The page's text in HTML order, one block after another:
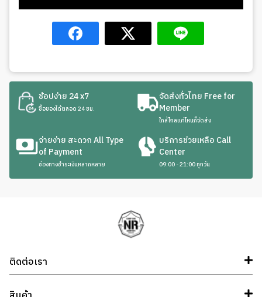
ช้อปง่าย 24 x7
ซื้อของได้ตลอด 24 ชม.
จัดส่งทั่วไทย Free for
Member
ใกล้ไกลแค่ไหนก็จัดส่ง
จ่ายง่าย สะดวก All Type
of Payment
ช่องทางชำระเงินหลากหลาย
บริการช่วยเหลือ Call
Center
09:00 - 21:00 ทุกวัน
ติดต่อเรา